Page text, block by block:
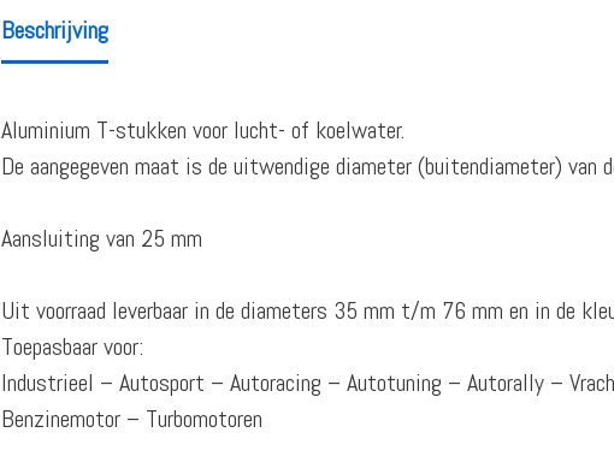
Beschrijving
Aluminium T-stukken voor lucht- of koelwater.
De aangegeven maat is de uitwendige diameter (buitendiameter) van
Aansluiting van 25 mm
Uit voorraad leverbaar in de diameters 35 mm t/m 76 mm en in de
Toepasbaar voor:
Industrieel – Autosport – Autoracing – Autotuning – Autorally –
Benzinemotor – Turbomotoren